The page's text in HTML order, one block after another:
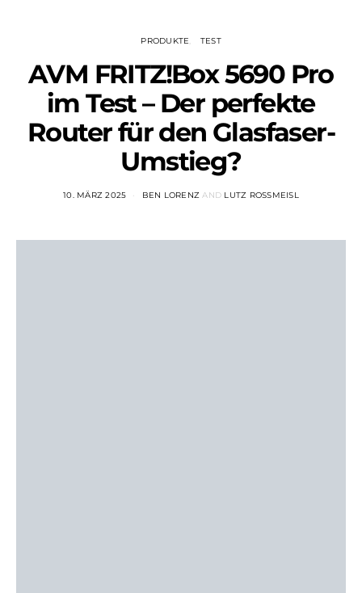
PRODUKTE TEST
AVM FRITZ!Box 5690 Pro
im Test – Der perfekte
Router für den Glasfaser-
Umstieg?
10. MÄRZ 2025 BEN LORENZ AND LUTZ ROSSMEISL